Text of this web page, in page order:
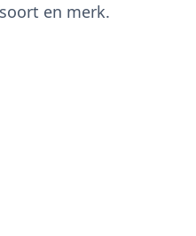
en merk.